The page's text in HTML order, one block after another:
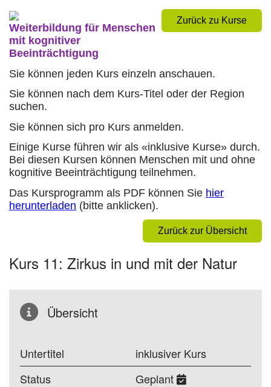
Zurück zu Kurse
Weiterbildung für Menschen
mit kognitiver
Beeinträchtigung
Sie können jeden Kurs einzeln anschauen.
Sie können nach dem Kurs-Titel oder der Region
suchen.
Sie können sich pro Kurs anmelden.
Einige Kurse führen wir als «inklusive Kurse» durch.
Bei diesen Kursen können Menschen mit und ohne
kognitive Beeinträchtigung teilnehmen.
Das Kursprogramm als PDF können Sie hier
herunterladen (bitte anklicken).
Zurück zur Übersicht
Kurs 11: Zirkus in und mit der Natur
Übersicht
Untertitel
inklusiver Kurs
Status
Geplant